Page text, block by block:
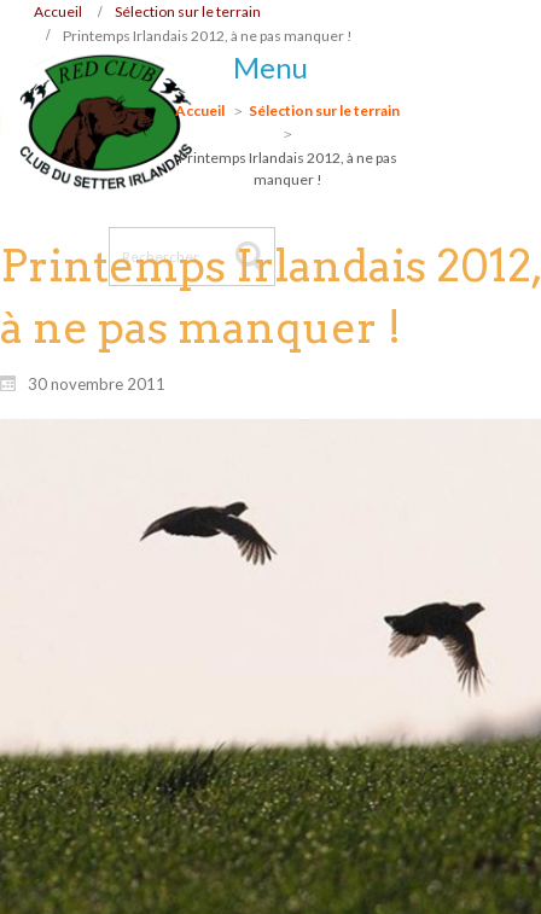
Accueil
Sélection sur le terrain
Printemps Irlandais 2012, à ne pas manquer !
Menu
Accueil Sélection sur le terrain
Printemps Irlandais 2012, à ne pas
manquer !
Printemps Irlandais 2012,
à ne pas manquer !
30 novembre 2011